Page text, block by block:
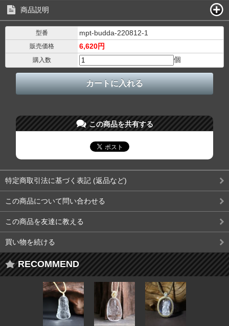
商品説明
型番 mpt-budda-220812-1
販売価格 6,620円
購入数 個
この商品を共有する
特定商取引法に基づく表記 (返品など)
この商品について問い合わせる
この商品を友達に教える
買い物を続ける
RECOMMEND